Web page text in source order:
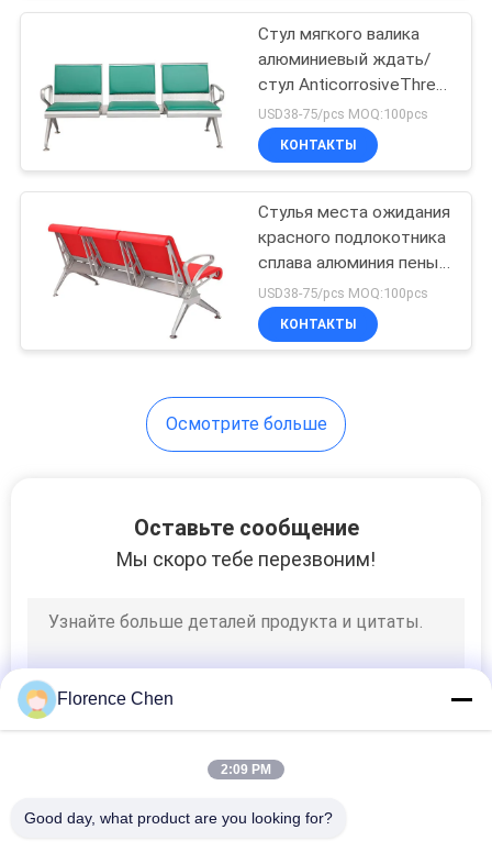
Стул мягкого валика
алюминиевый ждать/
стул AnticorrosiveThree
Seater ждать
USD38-75/pcs MOQ:100pcs
КОНТАКТЫ
Стулья места ожидания
красного подлокотника
сплава алюминия пены
PU кожаного
терпеливые
USD38-75/pcs MOQ:100pcs
КОНТАКТЫ
Осмотрите больше
Оставьте сообщение
Мы скоро тебе перезвоним!
Florence Chen
2:09 PM
Good day, what product are you looking for?